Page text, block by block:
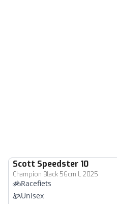
Scott Speedster 10
Champion Black 56cm L 2025
Racefiets
Unisex